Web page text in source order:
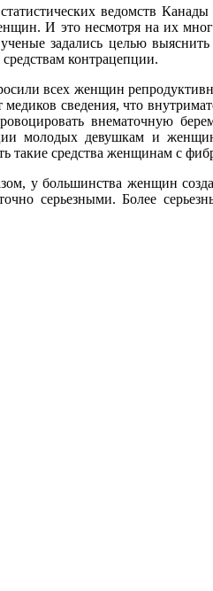
ведомств
И это несмотря на их
задались целью
средствам контрацепции.
всех женщин
сведения, что
внематочную
молодых девушкам и
такие средства женщинам с
у большинства женщин
серьезными. Более